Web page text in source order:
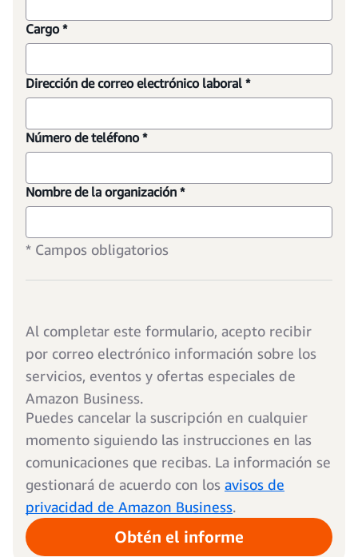
Cargo *
Dirección de correo electrónico laboral *
Número de teléfono *
Nombre de la organización *
* Campos obligatorios
Al completar este formulario, acepto recibir
por correo electrónico información sobre los
servicios, eventos y ofertas especiales de
Amazon Business.
Puedes cancelar la suscripción en cualquier
momento siguiendo las instrucciones en las
comunicaciones que recibas. La información se
gestionará de acuerdo con los avisos de
privacidad de Amazon Business.
Obtén el informe